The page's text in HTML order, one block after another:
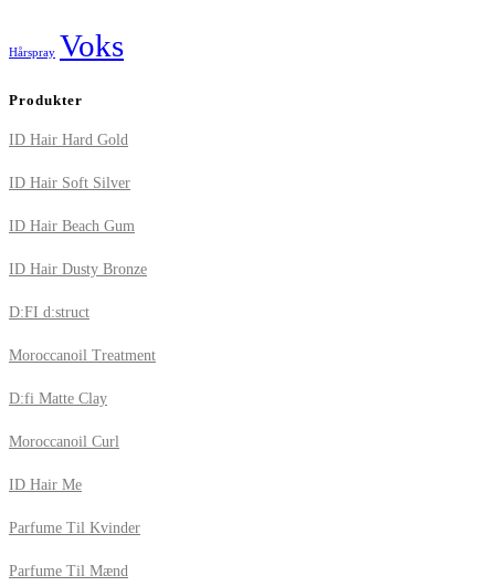
Hårspray Voks
Produkter
ID Hair Hard Gold
ID Hair Soft Silver
ID Hair Beach Gum
ID Hair Dusty Bronze
D:FI d:struct
Moroccanoil Treatment
D:fi Matte Clay
Moroccanoil Curl
ID Hair Me
Parfume Til Kvinder
Parfume Til Mænd